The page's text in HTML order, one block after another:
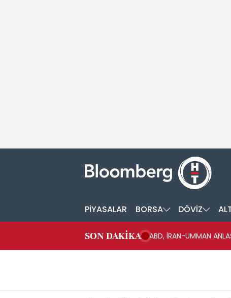
PİYASALAR BORSA DÖVİZ
SON DAKİKA ABD, İRAN-UMMAN